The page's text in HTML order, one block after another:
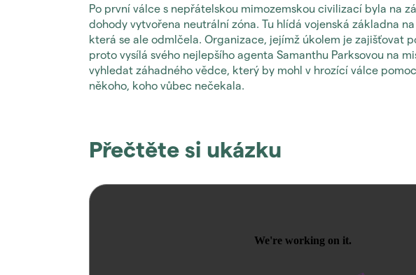
Po první válce s nepřátelskou mimozemskou civilizací byla na
dohody vytvořena neutrální zóna. Tu hlídá vojenská základna na
která se ale odmlčela. Organizace, jejímž úkolem je zajišťovat
proto vysílá svého nejlepšího agenta Samanthu Parksovou na
vyhledat záhadného vědce, který by mohl v hrozící válce
někoho, koho vůbec nečekala.
Přečtěte si ukázku